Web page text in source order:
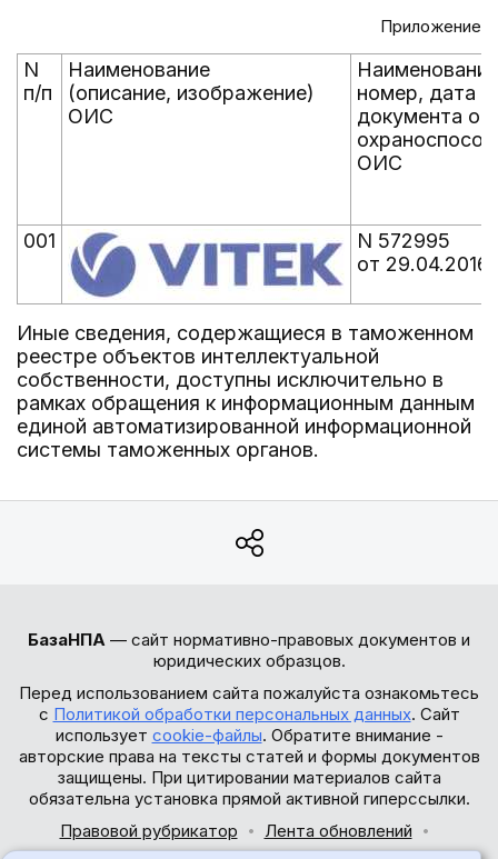
Приложение
N
п/п
Наименование
(описание, изображение)
ОИС
номер, дата
документа об
ОИС
001
N 572995
от 29.04.2016
Иные сведения, содержащиеся в таможенном
реестре объектов интеллектуальной
собственности, доступны исключительно в
рамках обращения к информационным данным
единой автоматизированной информационной
системы таможенных органов.
БазаНПА — сайт нормативно-правовых документов и
юридических образцов.
Перед использованием сайта пожалуйста ознакомьтесь
с Политикой обработки персональных данных. Сайт
использует cookie-файлы. Обратите внимание -
авторские права на тексты статей и формы документов
защищены. При цитировании материалов сайта
обязательна установка прямой активной гиперссылки.
Правовой рубрикатор
Лента обновлений